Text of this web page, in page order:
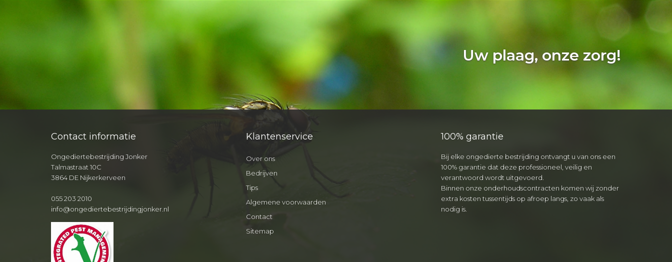
Uw plaag, onze zorg!
Contact informatie
Ongediertebestrijding Jonker
Talmastraat 10C
3864 DE Nijkerkerveen
055 203 2010
info@ongediertebestrijdingjonker.nl
Klantenservice
Over ons
Bedrijven
Tips
Algemene voorwaarden
Contact
Sitemap
100% garantie
Bij elke ongedierte bestrijding ontvangt u van ons een
100% garantie dat deze professioneel, veilig en
verantwoord wordt uitgevoerd.
Binnen onze onderhoudscontracten komen wij zonder
extra kosten tussentijds op afroep langs, zo vaak als
nodig is.